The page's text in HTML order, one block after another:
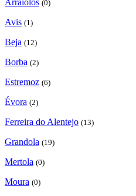
Arraiolos (0)
Avis (1)
Beja (12)
Borba (2)
Estremoz (6)
Évora (2)
Ferreira do Alentejo (13)
Grandola (19)
Mertola (0)
Moura (0)